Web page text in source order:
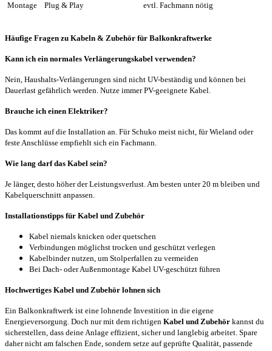
Montage Plug & Play evtl. Fachmann nötig
Häufige Fragen zu Kabeln & Zubehör für Balkonkraftwerke
Kann ich ein normales Verlängerungskabel verwenden?
Nein, Haushalts-Verlängerungen sind nicht UV-beständig und können bei
Dauerlast gefährlich werden. Nutze immer PV-geeignete Kabel.
Brauche ich einen Elektriker?
Das kommt auf die Installation an. Für Schuko meist nicht, für Wieland oder
feste Anschlüsse empfiehlt sich ein Fachmann.
Wie lang darf das Kabel sein?
Je länger, desto höher der Leistungsverlust. Am besten unter 20 m bleiben und
Kabelquerschnitt anpassen.
Installationstipps für Kabel und Zubehör
Kabel niemals knicken oder quetschen
Verbindungen möglichst trocken und geschützt verlegen
Kabelbinder nutzen, um Stolperfallen zu vermeiden
Bei Dach- oder Außenmontage Kabel UV-geschützt führen
Hochwertiges Kabel und Zubehör lohnen sich
Ein Balkonkraftwerk ist eine lohnende Investition in die eigene
Energieversorgung. Doch nur mit dem richtigen Kabel und Zubehör kannst du
sicherstellen, dass deine Anlage effizient, sicher und langlebig arbeitet. Spare
daher nicht am falschen Ende, sondern setze auf geprüfte Qualität, passende